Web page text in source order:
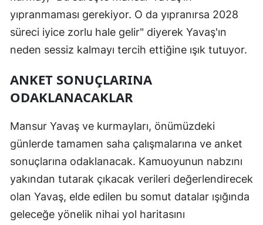
yıpranmaması gerekiyor. O da yıpranırsa 2028
süreci iyice zorlu hale gelir" diyerek Yavaş'ın
neden sessiz kalmayı tercih ettiğine ışık tutuyor.
ANKET SONUÇLARINA
ODAKLANACAKLAR
Mansur Yavaş ve kurmayları, önümüzdeki
günlerde tamamen saha çalışmalarına ve anket
sonuçlarına odaklanacak. Kamuoyunun nabzını
yakından tutarak çıkacak verileri değerlendirecek
olan Yavaş, elde edilen bu somut datalar ışığında
geleceğe yönelik nihai yol haritasını